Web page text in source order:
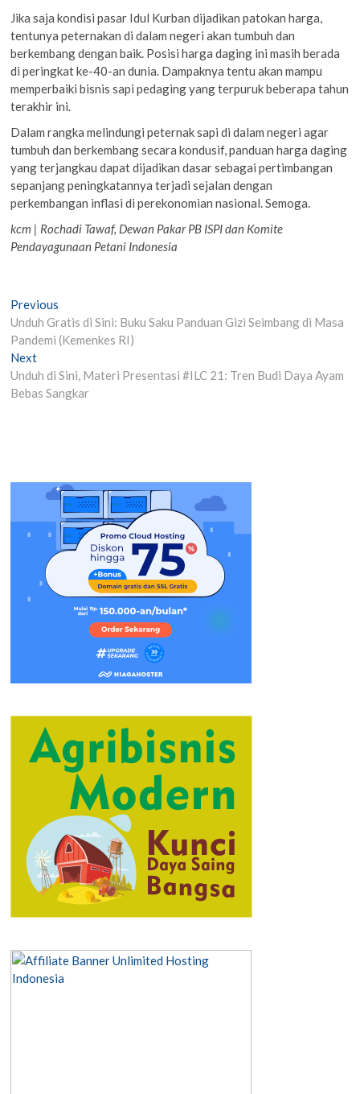
Jika saja kondisi pasar Idul Kurban dijadikan patokan harga,
tentunya peternakan di dalam negeri akan tumbuh dan
berkembang dengan baik. Posisi harga daging ini masih berada
di peringkat ke-40-an dunia. Dampaknya tentu akan mampu
memperbaiki bisnis sapi pedaging yang terpuruk beberapa tahun
terakhir ini.
Dalam rangka melindungi peternak sapi di dalam negeri agar
tumbuh dan berkembang secara kondusif, panduan harga daging
yang terjangkau dapat dijadikan dasar sebagai pertimbangan
sepanjang peningkatannya terjadi sejalan dengan
perkembangan inflasi di perekonomian nasional. Semoga.
kcm | Rochadi Tawaf, Dewan Pakar PB ISPI dan Komite
Pendayagunaan Petani Indonesia
Post
navigation
Previous
post:
Unduh Gratis di Sini: Buku Saku Panduan Gizi Seimbang di Masa
Pandemi (Kemenkes RI)
NextNext
post:
Unduh di Sini, Materi Presentasi #ILC 21: Tren Budi Daya Ayam
Bebas Sangkar